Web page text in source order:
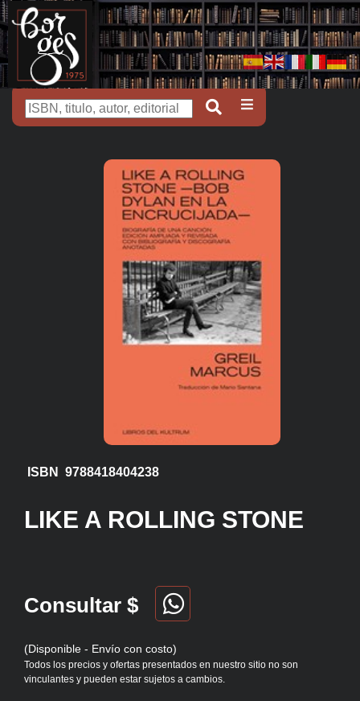
ISBN 9788418404238
LIKE A ROLLING STONE
Consultar $
(Disponible - Envío con costo)
Todos los precios y ofertas presentados en nuestro sitio no son
vinculantes y pueden estar sujetos a cambios.